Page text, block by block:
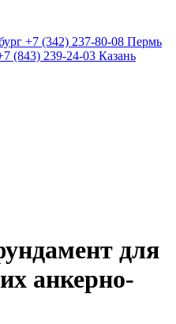
+7 (342) 237-80-08 Пермь
(843) 239-24-03 Казань
для
анкерно-